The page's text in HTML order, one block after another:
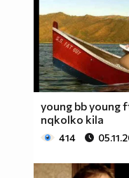
young bb young
nqkolko kila
414